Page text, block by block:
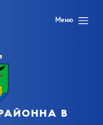
Меню
в